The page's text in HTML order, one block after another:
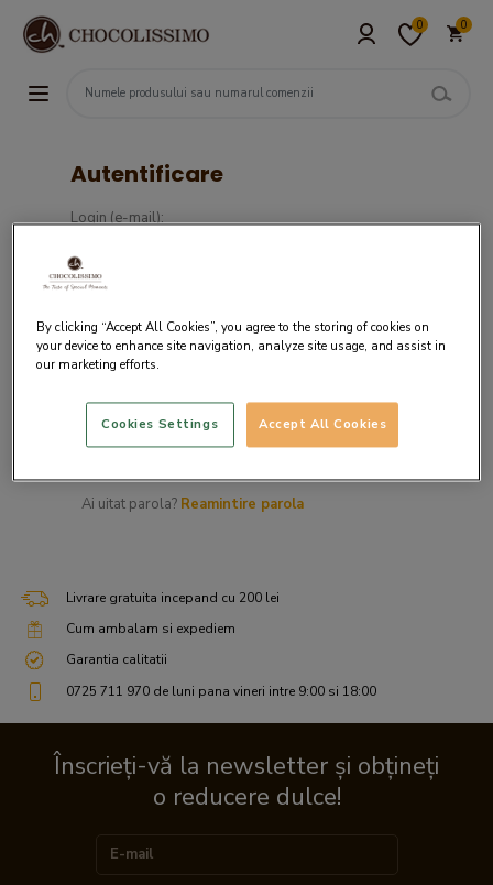
0 0
Autentificare
Login (e-mail):
Ai uitat parola? Reamintire parola
Livrare gratuita incepand cu 200 lei
Cum ambalam si expediem
Garantia calitatii
0725 711 970 de luni pana vineri intre 9:00 si 18:00
Înscrieți-vă la newsletter și obțineți
o reducere dulce!
By clicking “Accept All Cookies”, you agree to the storing of cookies on
your device to enhance site navigation, analyze site usage, and assist in
our marketing efforts.
Accept All Cookies
Cookies Settings